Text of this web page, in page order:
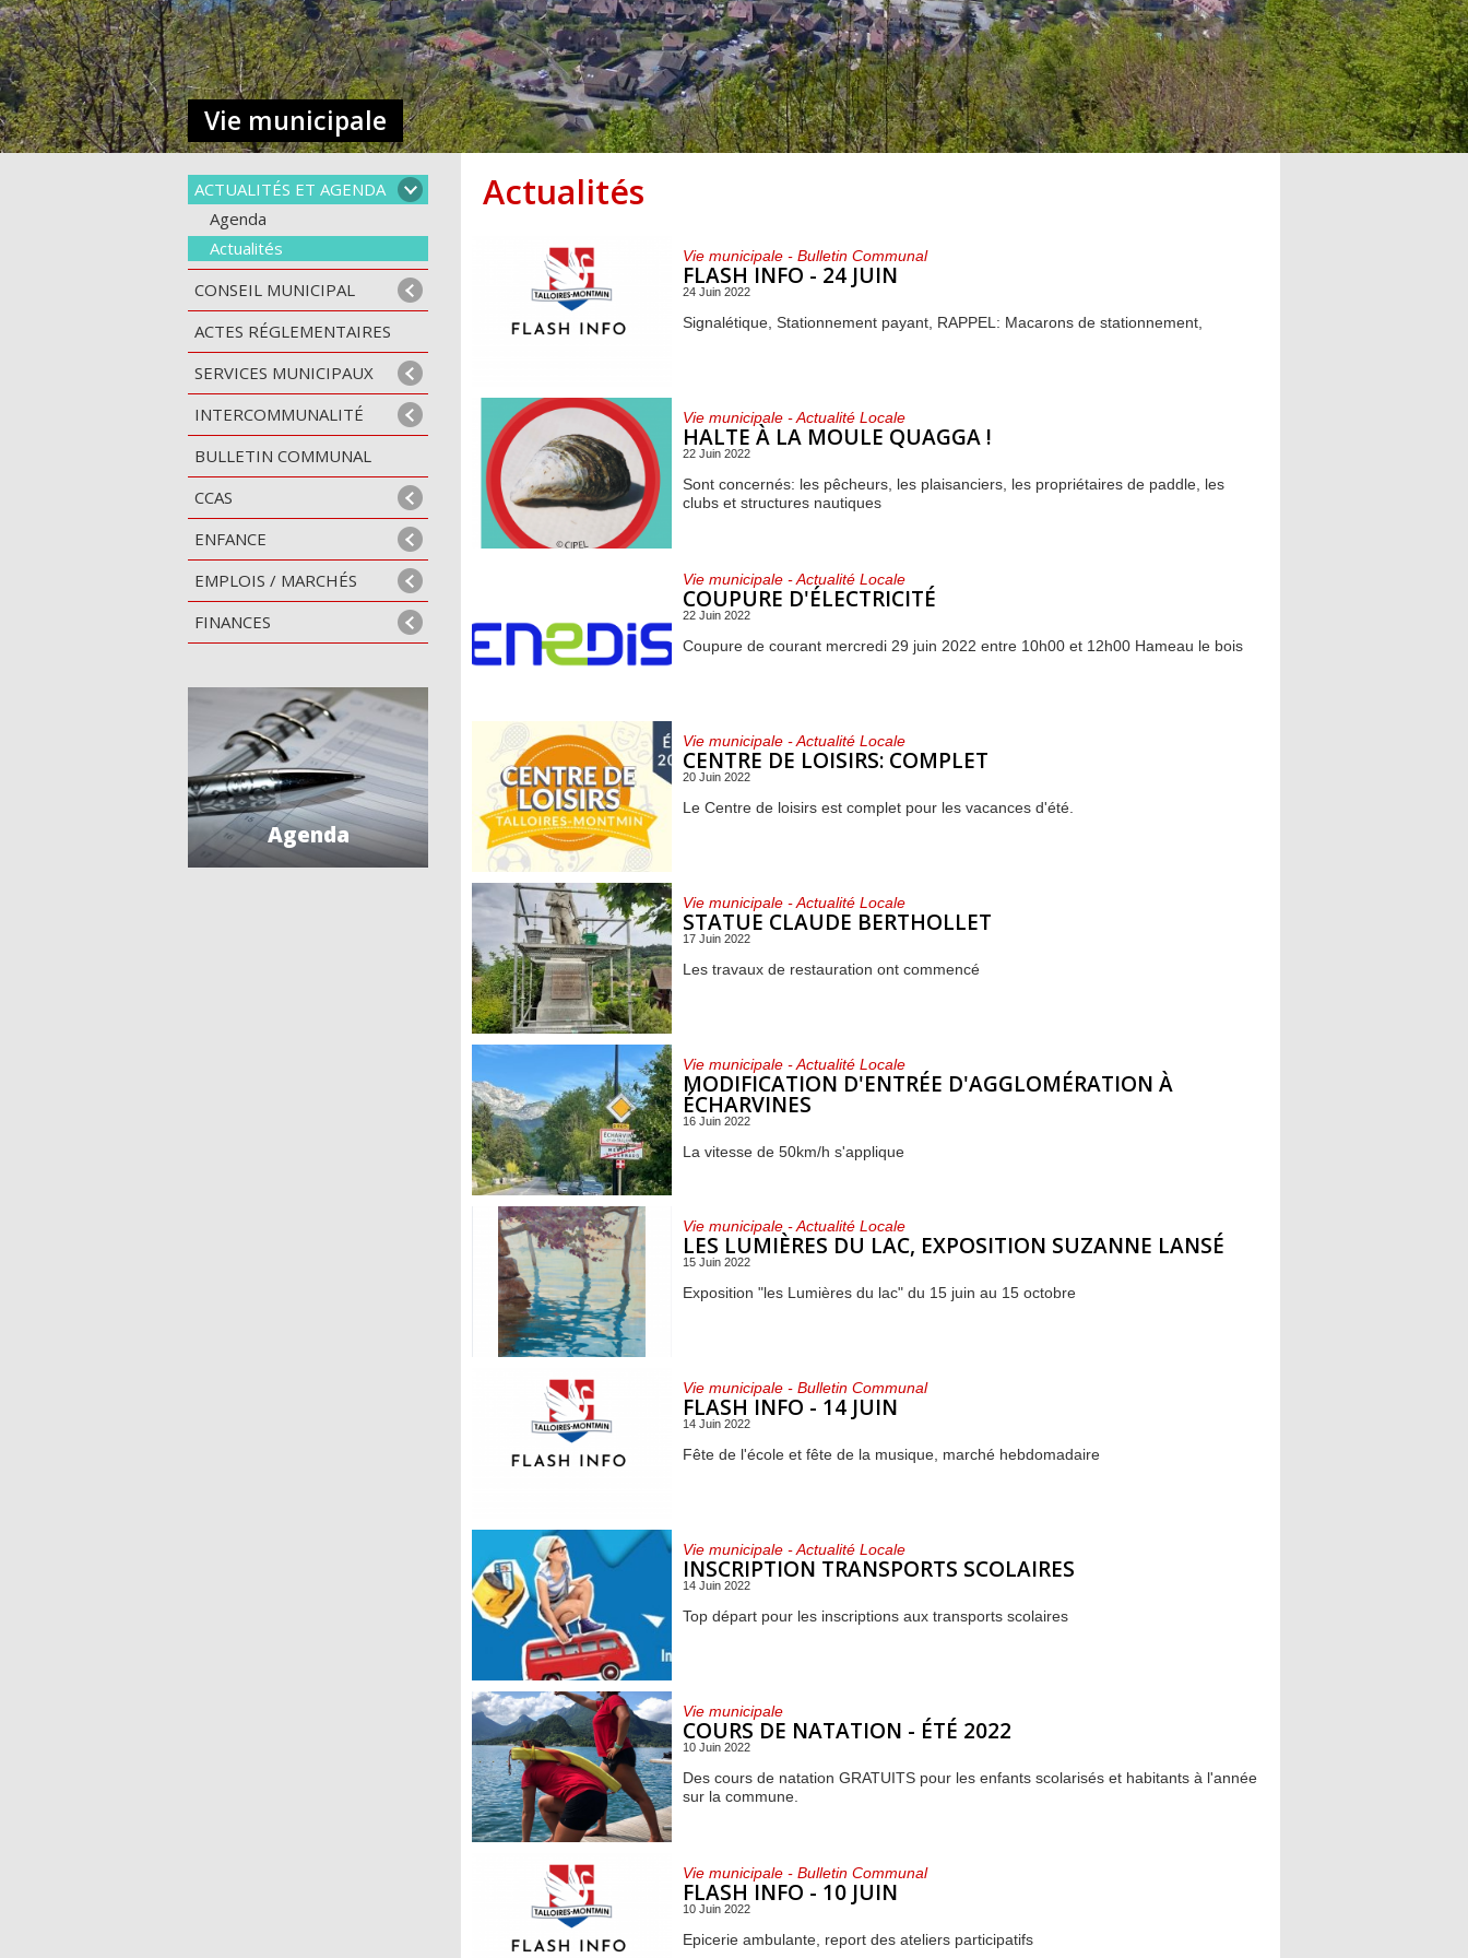
Centre de loisirs et
périscolaire
Mercredis
périscolaire
Vacances scolaires
Subventions
ACTUALITÉS ET AGENDA
Agenda
Actualités
CONSEIL MUNICIPAL
ACTES RÉGLEMENTAIRES
SERVICES MUNICIPAUX
INTERCOMMUNALITÉ
BULLETIN COMMUNAL
CCAS
ENFANCE
EMPLOIS / MARCHÉS
FINANCES
Agenda
Vie municipale
Actualités
Vie municipale - Bulletin Communal
FLASH INFO - 24 JUIN
24 Juin 2022
Signalétique, Stationnement payant, RAPPEL: Macarons de stationnement,
Vie municipale - Actualité Locale
HALTE À LA MOULE QUAGGA !
22 Juin 2022
Sont concernés: les pêcheurs, les plaisanciers, les propriétaires de paddle, les
clubs et structures nautiques
Vie municipale - Actualité Locale
COUPURE D'ÉLECTRICITÉ
22 Juin 2022
Coupure de courant mercredi 29 juin 2022 entre 10h00 et 12h00 Hameau le bois
Vie municipale - Actualité Locale
CENTRE DE LOISIRS: COMPLET
20 Juin 2022
Le Centre de loisirs est complet pour les vacances d'été.
Vie municipale - Actualité Locale
STATUE CLAUDE BERTHOLLET
17 Juin 2022
Les travaux de restauration ont commencé
Vie municipale - Actualité Locale
MODIFICATION D'ENTRÉE D'AGGLOMÉRATION À
ÉCHARVINES
16 Juin 2022
La vitesse de 50km/h s'applique
Vie municipale - Actualité Locale
LES LUMIÈRES DU LAC, EXPOSITION SUZANNE LANSÉ
15 Juin 2022
Exposition "les Lumières du lac" du 15 juin au 15 octobre
Vie municipale - Bulletin Communal
FLASH INFO - 14 JUIN
14 Juin 2022
Fête de l'école et fête de la musique, marché hebdomadaire
Vie municipale - Actualité Locale
INSCRIPTION TRANSPORTS SCOLAIRES
14 Juin 2022
Top départ pour les inscriptions aux transports scolaires
Vie municipale
COURS DE NATATION - ÉTÉ 2022
10 Juin 2022
Des cours de natation GRATUITS pour les enfants scolarisés et habitants à l'année
sur la commune.
Vie municipale - Bulletin Communal
FLASH INFO - 10 JUIN
10 Juin 2022
Epicerie ambulante, report des ateliers participatifs